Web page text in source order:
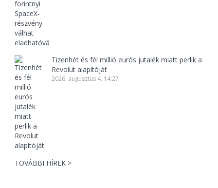
Tizenhét és fél millió eurós jutalék miatt perlik a
Revolut alapítóját
2026. augusztus 4. 14:27
TOVÁBBI HÍREK >